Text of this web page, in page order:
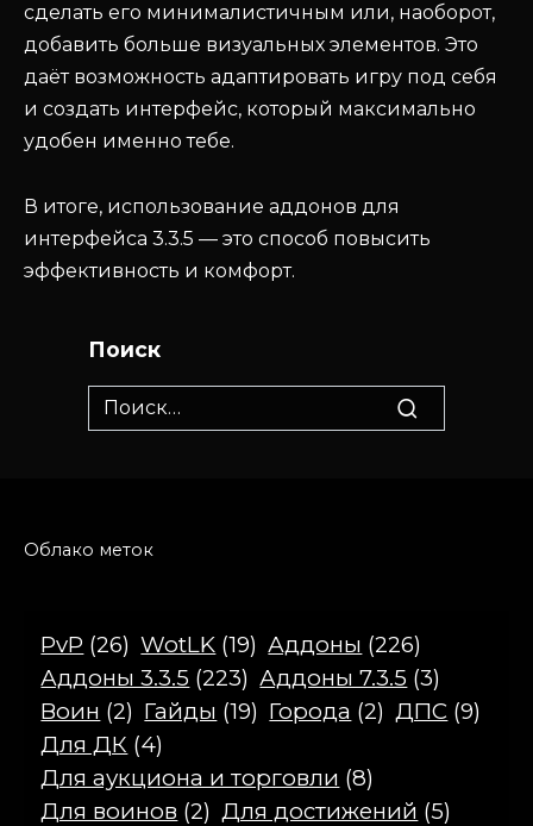
сделать его минималистичным или, наоборот,
добавить больше визуальных элементов. Это
даёт возможность адаптировать игру под себя
и создать интерфейс, который максимально
удобен именно тебе.
В итоге, использование аддонов для
интерфейса 3.3.5 — это способ повысить
эффективность и комфорт.
Поиск
Search
for:
Облако меток
PvP (26) WotLK (19) Аддоны (226)
Аддоны 3.3.5 (223) Аддоны 7.3.5 (3)
Воин (2) Гайды (19) Города (2) ДПС (9)
Для ДК (4)
Для аукциона и торговли (8)
Для воинов (2) Для достижений (5)